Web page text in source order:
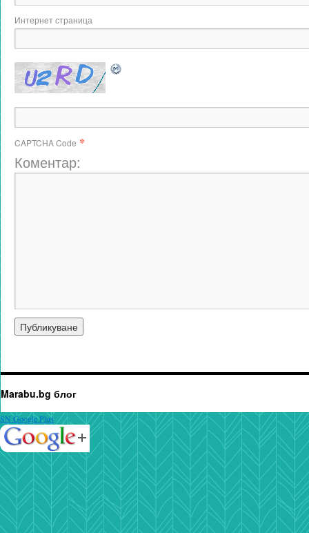
Интернет страница
CAPTCHA Code *
Коментар:
Marabu.bg блог
SN Google Plus